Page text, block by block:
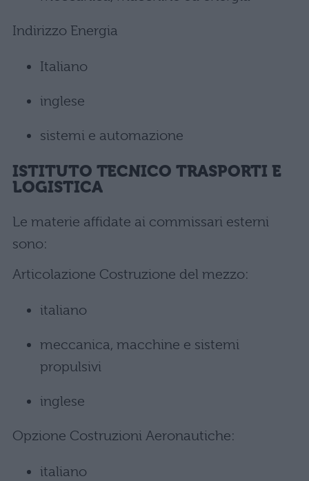
Indirizzo Energia
Italiano
inglese
sistemi e automazione
ISTITUTO TECNICO TRASPORTI E
LOGISTICA
Le materie affidate ai commissari esterni
sono:
Articolazione Costruzione del mezzo:
italiano
meccanica, macchine e sistemi
propulsivi
inglese
Opzione Costruzioni Aeronautiche:
italiano